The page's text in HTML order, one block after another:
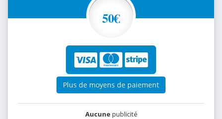
50€
Plus de moyens de paiement
Aucunepublicité